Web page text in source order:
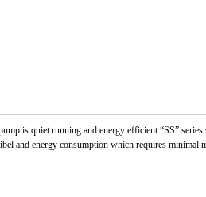
is quiet running and energy efficient.“SS”
and energy consumption which requires minimal